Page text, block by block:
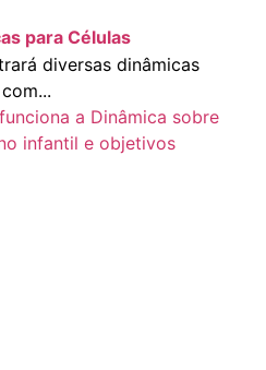
para Células
diversas dinâmicas